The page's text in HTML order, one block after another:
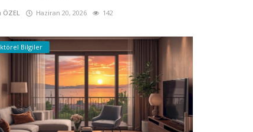
Haziran 20, 2026 142
Bilgiler